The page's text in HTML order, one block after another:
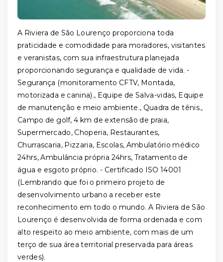
A Riviera de São Lourenço proporciona toda
praticidade e comodidade para moradores, visitantes
e veranistas, com sua infraestrutura planejada
proporcionando segurança e qualidade de vida. -
Segurança (monitoramento CFTV, Montada,
motorizada e canina)., Equipe de Salva-vidas, Equipe
de manutenção e meio ambiente., Quadra de tênis.,
Campo de golf, 4 km de extensão de praia,
Supermercado, Choperia, Restaurantes,
Churrascaria, Pizzaria, Escolas, Ambulatório médico
24hrs, Ambulância própria 24hrs, Tratamento de
água e esgoto próprio. - Certificado ISO 14001
(Lembrando que foi o primeiro projeto de
desenvolvimento urbano a receber este
reconhecimento em todo o mundo. A Riviera de São
Lourenço é desenvolvida de forma ordenada e com
alto respeito ao meio ambiente, com mais de um
terço de sua área territorial preservada para áreas
verdes).